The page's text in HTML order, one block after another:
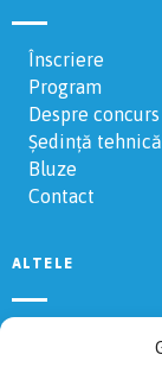
Înscriere
Program
Despre concurs
Ședință tehnică
Bluze
Contact
ALTELE